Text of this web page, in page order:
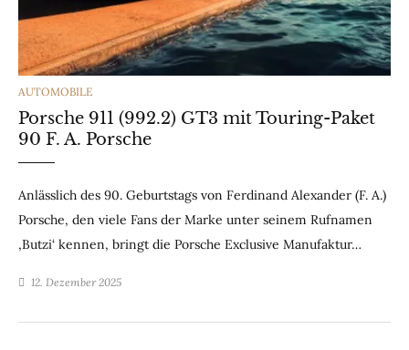
CATEGORIES
AUTOMOBILE
Porsche 911 (992.2) GT3 mit Touring-Paket
90 F. A. Porsche
Anlässlich des 90. Geburtstags von Ferdinand Alexander (F. A.)
Porsche, den viele Fans der Marke unter seinem Rufnamen
‚Butzi‘ kennen, bringt die Porsche Exclusive Manufaktur…
12. Dezember 2025